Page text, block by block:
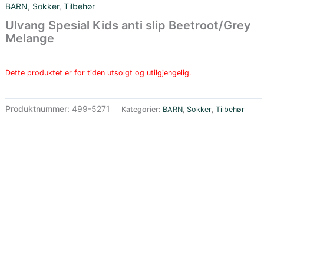
BARN, Sokker, Tilbehør
Ulvang Spesial Kids anti slip Beetroot/Grey
Melange
Dette produktet er for tiden utsolgt og utilgjengelig.
Produktnummer: 499-5271 Kategorier: BARN, Sokker, Tilbehør